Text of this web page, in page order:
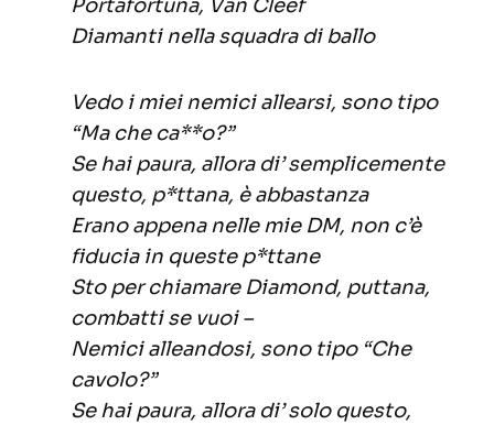
Portafortuna, Van Cleef
Diamanti nella squadra di ballo
Vedo i miei nemici allearsi, sono tipo
“Ma che ca**o?”
Se hai paura, allora di’ semplicemente
questo, p*ttana, è abbastanza
Erano appena nelle mie DM, non c’è
fiducia in queste p*ttane
Sto per chiamare Diamond, puttana,
combatti se vuoi –
Nemici alleandosi, sono tipo “Che
cavolo?”
Se hai paura, allora di’ solo questo,